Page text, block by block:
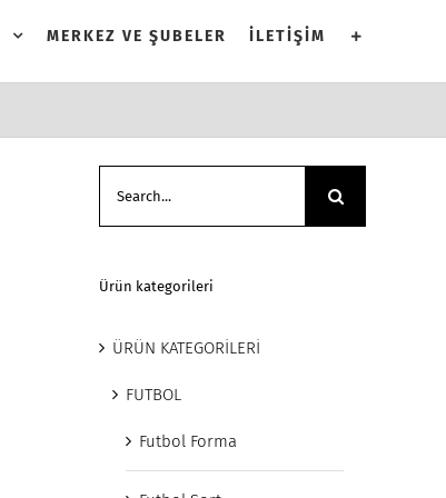
MERKEZ VE ŞUBELER İLETİŞİM
Ürün kategorileri
ÜRÜN KATEGORİLERİ
FUTBOL
Futbol Forma